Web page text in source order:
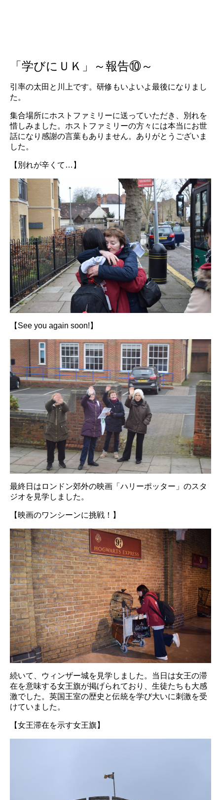
「学びにＵＫ」～報告⑩～
引率の太田と川上です。研修もいよいよ最後になりまし
た。
集合場所にホストファミリーに送っていただき、別れを
惜しみました。ホストファミリーの方々には本当にお世
話になり感謝の言葉もありません。ありがとうございま
した。
【別れが辛くて…】
【See you again soon!】
最終日はロンドン郊外の映画「ハリーポッター」のスタ
ジオを見学しました。
【映画のワンシーンに挑戦！】
続いて、ウィンザー城を見学しました。当日は女王の滞
在を意味する女王旗が掲げられており、生徒たちも大感
激でした。英国王室の歴史と伝統を学び大いに刺激を受
けていました。
【女王滞在を示す女王旗】